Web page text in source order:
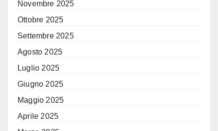
Novembre 2025
Ottobre 2025
Settembre 2025
Agosto 2025
Luglio 2025
Giugno 2025
Maggio 2025
Aprile 2025